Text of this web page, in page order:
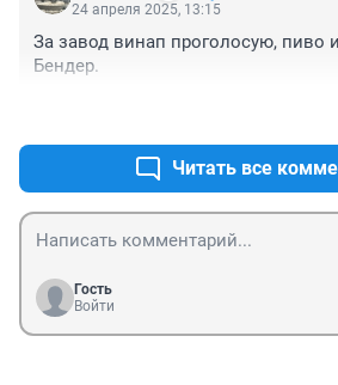
24 апреля 2025, 13:15
За завод винап проголосую, пиво
Бендер.
Читать все
Гость
Войти